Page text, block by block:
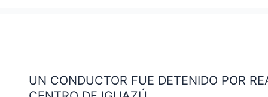
UN CONDUCTOR FUE DETENIDO POR
FUE